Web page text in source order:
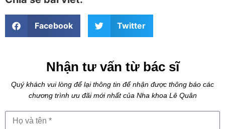
Facebook Twitter
Nhận tư vấn từ bác sĩ
Quý khách vui lòng để lại thông tin để nhận được thông báo các
chương trình ưu đãi mới nhất của Nha khoa Lê Quân